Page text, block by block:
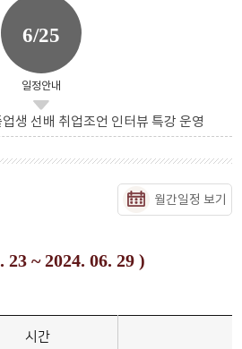
6/25
일정안내
생 선배 취업조언 인터뷰 특강 운영
월간일정 보기
~ 2024. 06. 29 )
시간